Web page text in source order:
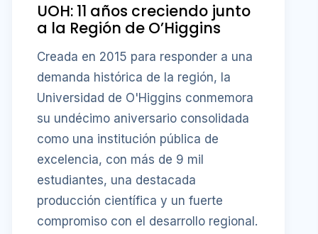
UOH: 11 años creciendo junto
a la Región de O’Higgins
Creada en 2015 para responder a una
demanda histórica de la región, la
Universidad de O'Higgins conmemora
su undécimo aniversario consolidada
como una institución pública de
excelencia, con más de 9 mil
estudiantes, una destacada
producción científica y un fuerte
compromiso con el desarrollo regional.